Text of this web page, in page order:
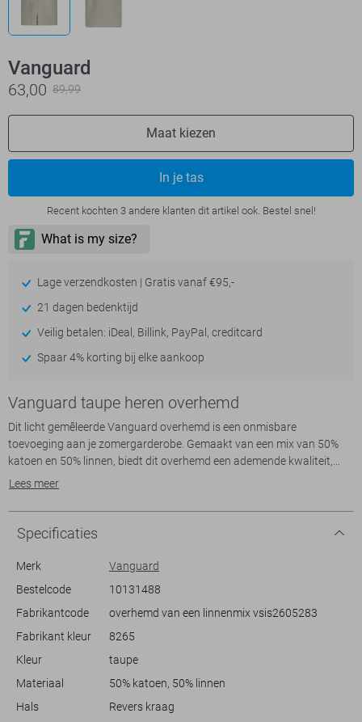
Vanguard
63,00 89,99
Maat kiezen
In je tas
Recent kochten 3 andere klanten dit artikel ook. Bestel snel!
Lage verzendkosten | Gratis vanaf €95,-
21 dagen bedenktijd
Veilig betalen: iDeal, Billink, PayPal, creditcard
Spaar 4% korting bij elke aankoop
Vanguard taupe heren overhemd
Dit licht gemêleerde Vanguard overhemd is een onmisbare
toevoeging aan je zomergarderobe. Gemaakt van een mix van 50%
katoen en 50% linnen, biedt dit overhemd een ademende kwaliteit,
ideaal voor warme dagen. De regular fit zorgt voor een ontspannen
een casual maar verfijnde uitstraling geven. Met een subtiele borstzak
aan de voorzijde, voegt het een praktisch element toe aan het
ontwerp.
settings. Of je nu een dag op het strand plant of een informele
barbecue bijwoont, de veelzijdigheid van dit overhemd maakt het een
passende keuze. Draag het op een losse chino voor een moeiteloze
Dankzij de duurzame materiaalkeuze is het zowel stijlvol als
milieubewust. Laat je persoonlijke stijl spreken met dit veelzijdige en
Lees meer
Specificaties
Merk
Vanguard
Bestelcode
10131488
Fabrikantcode
overhemd van een linnenmix vsis2605283
Fabrikant kleur
8265
Kleur
taupe
Materiaal
50% katoen, 50% linnen
Hals
Revers kraag